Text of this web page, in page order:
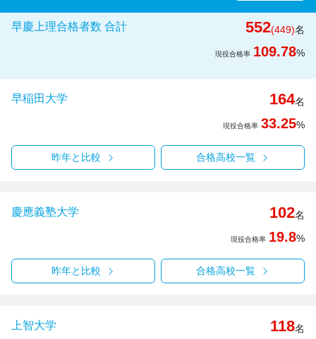
早慶上理合格者数 合計 552(449)名
現役合格率 109.78%
早稲田大学 164名
現役合格率 33.25%
昨年と比較 合格高校一覧
慶應義塾大学 102名
現役合格率 19.8%
昨年と比較 合格高校一覧
上智大学 118名